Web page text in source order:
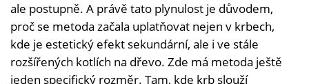
ale postupně. A právě tato plynulost je důvodem,
proč se metoda začala uplatňovat nejen v krbech,
kde je estetický efekt sekundární, ale i ve stále
rozšířených kotlích na dřevo. Zde má metoda ještě
jeden specifický rozměr. Tam, kde krb slouží